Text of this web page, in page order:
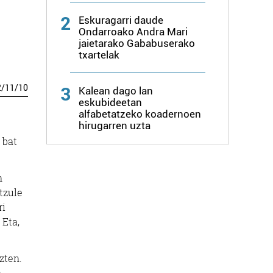
/11/10
2
Eskuragarri daude
Ondarroako Andra Mari
jaietarako Gababuserako
txartelak
3
Kalean dago lan
eskubideetan
alfabetatzeko koadernoen
hirugarren uzta